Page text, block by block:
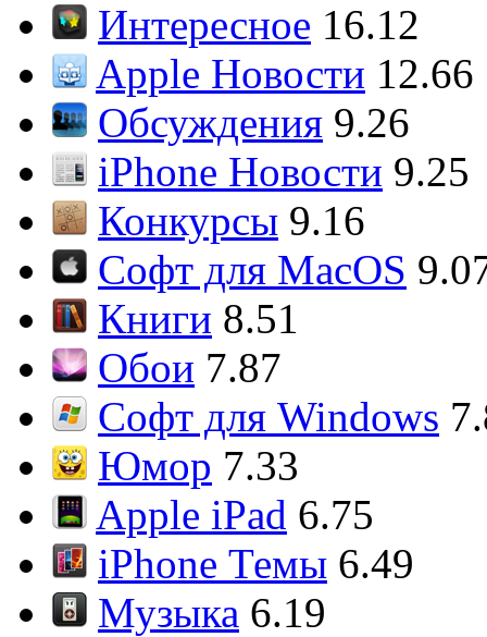
Интересное 16.12
Apple Новости 12.66
Обсуждения 9.26
iPhone Новости 9.25
Конкурсы 9.16
Софт для MacOS
Книги 8.51
Обои 7.87
Софт для Windows
Юмор 7.33
Apple iPad 6.75
iPhone Темы 6.49
Музыка 6.19